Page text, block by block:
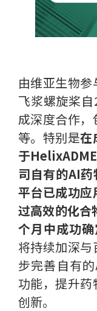
由维亚生物
飞浆螺旋桨
成深度合作
等。特别是在
于
司自有的AI
平台已成功
过高效的化合
个月中成功确
将持续加深
步完善自有
功能，提升
创新。